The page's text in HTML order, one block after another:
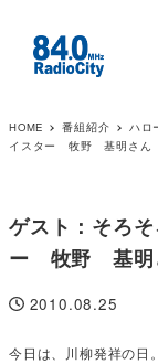
HOME 番組紹介 ハロ
イスター 牧野 基明さん
ゲスト：そろ
ー 牧野 基明
投稿日
2010.08.25
今日は、川柳発祥の日。